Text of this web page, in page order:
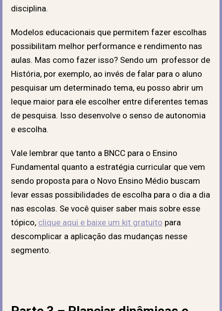
disciplina.
Modelos educacionais que permitem fazer escolhas
possibilitam melhor performance e rendimento nas
aulas. Mas como fazer isso? Sendo um professor de
História, por exemplo, ao invés de falar para o aluno
pesquisar um determinado tema, eu posso abrir um
leque maior para ele escolher entre diferentes temas
de pesquisa. Isso desenvolve o senso de autonomia
e escolha.
Vale lembrar que tanto a BNCC para o Ensino
Fundamental quanto a estratégia curricular que vem
sendo proposta para o Novo Ensino Médio buscam
levar essas possibilidades de escolha para o dia a dia
nas escolas. Se você quiser saber mais sobre esse
tópico, clique aqui e baixe um kit gratuito para
descomplicar a aplicação das mudanças nesse
segmento.